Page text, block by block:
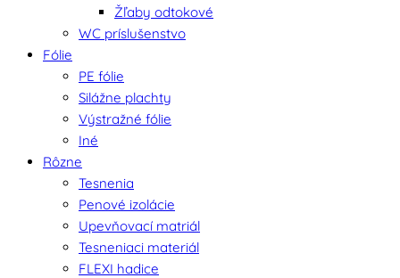
Žľaby odtokové
WC príslušenstvo
Fólie
PE fólie
Silážne plachty
Výstražné fólie
Iné
Rôzne
Tesnenia
Penové izolácie
Upevňovací matriál
Tesneniaci materiál
FLEXI hadice